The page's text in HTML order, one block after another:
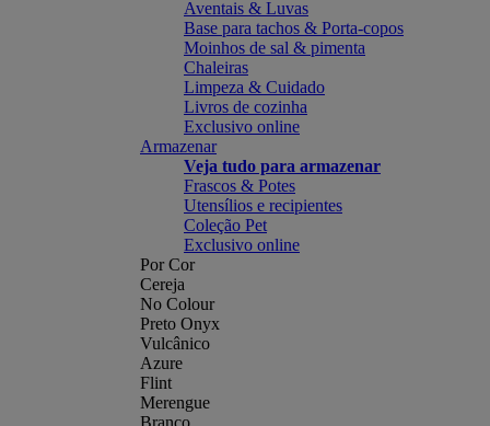
Aventais & Luvas
Base para tachos & Porta-copos
Moinhos de sal & pimenta
Chaleiras
Limpeza & Cuidado
Livros de cozinha
Exclusivo online
Armazenar
Veja tudo para armazenar
Frascos & Potes
Utensílios e recipientes
Coleção Pet
Exclusivo online
Por Cor
Cereja
No Colour
Preto Onyx
Vulcânico
Azure
Flint
Merengue
Branco